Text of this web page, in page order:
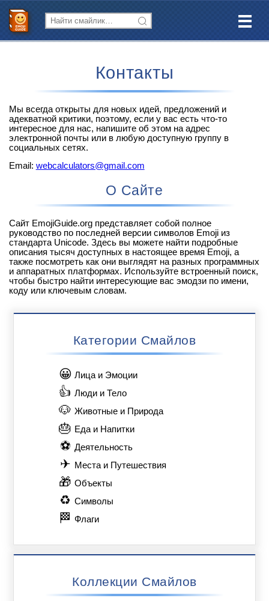
Контакты
Мы всегда открыты для новых идей, предложений и
адекватной критики, поэтому, если у вас есть что-то
интересное для нас, напишите об этом на адрес
электронной почты или в любую доступную группу в
социальных сетях.
Email: webcalculators@gmail.com
О Сайте
Сайт EmojiGuide.org представляет собой полное
руководство по последней версии символов Emoji из
стандарта Unicode. Здесь вы можете найти подробные
описания тысяч доступных в настоящее время Emoji, а
также посмотреть как они выглядят на разных программных
и аппаратных платформах. Используйте встроенный поиск,
чтобы быстро найти интересующие вас эмодзи по имени,
коду или ключевым словам.
Категории Смайлов
😀 Лица и Эмоции
👍 Люди и Тело
🐶 Животные и Природа
🎂 Еда и Напитки
⚽ Деятельность
✈ Места и Путешествия
🎁 Объекты
♻ Символы
🏁 Флаги
Коллекции Смайлов